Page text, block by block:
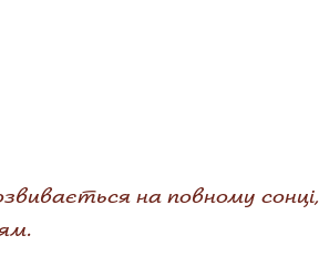
на повному сонці,